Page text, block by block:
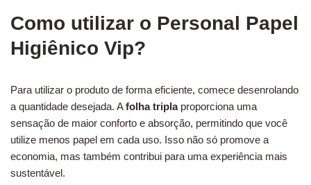
Como utilizar o Personal Papel
Higiênico Vip?
Para utilizar o produto de forma eficiente, comece desenrolando
a quantidade desejada. Afolha triplaproporciona uma
sensação de maior conforto e absorção, permitindo que você
utilize menos papel em cada uso. Isso não só promove a
economia, mas também contribui para uma experiência mais
sustentável.